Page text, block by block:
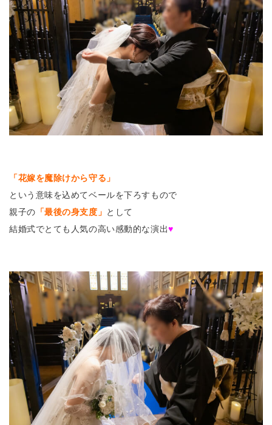
「花嫁を魔除けから守る」
という意味を込めてベールを下ろすもので
親子の 「最後の身支度」 として
結婚式でとても人気の高い感動的な演出♥